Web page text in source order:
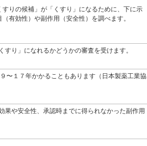
りの候補」が「くすり」になるために、下に示
有効性）や副作用（安全性）を調べます。
り」になれるかどうかの審査を受けます。
〜１７年かかることもあります（日本製薬工業協
果や安全性、承認時までに得られなかった副作用